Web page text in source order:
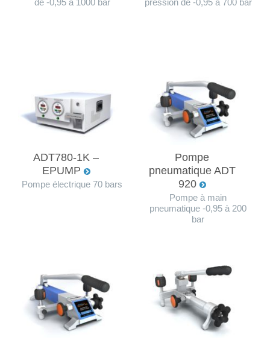
de -0,95 à 1000 bar pression de -0,95 à 700 bar
ADT780-1K –
EPUMP
Pompe électrique 70 bars
Pompe
pneumatique ADT
920
Pompe à main
pneumatique -0,95 à 200
bar